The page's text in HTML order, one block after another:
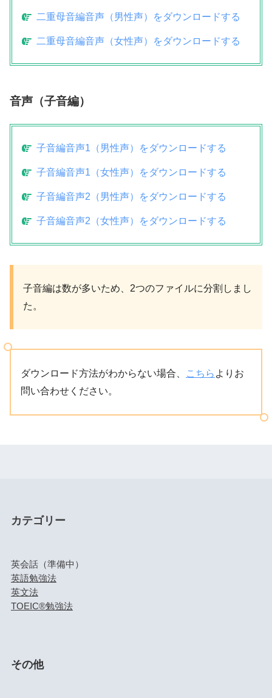
二重母音編音声（男性声）をダウンロードする
二重母音編音声（女性声）をダウンロードする
音声（子音編）
子音編音声1（男性声）をダウンロードする
子音編音声1（女性声）をダウンロードする
子音編音声2（男性声）をダウンロードする
子音編音声2（女性声）をダウンロードする
子音編は数が多いため、2つのファイルに分割しまし
た。
ダウンロード方法がわからない場合、 こちら よりお
問い合わせください。
カテゴリー
英会話（準備中）
英語勉強法
英文法
TOEIC®勉強法
その他